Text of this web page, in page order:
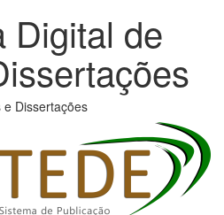
Digital de
e Dissertações